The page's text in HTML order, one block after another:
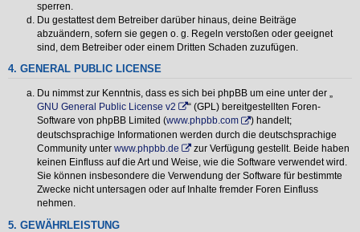
sperren.
Du gestattest dem Betreiber darüber hinaus, deine Beiträge
abzuändern, sofern sie gegen o. g. Regeln verstoßen oder geeignet
sind, dem Betreiber oder einem Dritten Schaden zuzufügen.
4. GENERAL PUBLIC LICENSE
Du nimmst zur Kenntnis, dass es sich bei phpBB um eine unter der „
GNU General Public License v2
“ (GPL) bereitgestellten Foren-
Software von phpBB Limited (www.phpbb.com
) handelt;
deutschsprachige Informationen werden durch die deutschsprachige
Community unter www.phpbb.de
zur Verfügung gestellt. Beide haben
keinen Einfluss auf die Art und Weise, wie die Software verwendet wird.
Sie können insbesondere die Verwendung der Software für bestimmte
Zwecke nicht untersagen oder auf Inhalte fremder Foren Einfluss
nehmen.
5. GEWÄHRLEISTUNG